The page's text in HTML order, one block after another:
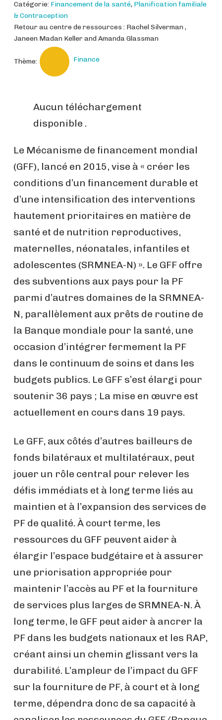
Catégorie: Financement de la santé, Planification familiale
& Contraception
Retour au centre de ressources : Rachel Silverman ,
Janeen Madan Keller and Amanda Glassman
Thème: Finance
Aucun téléchargement
disponible .
Le Mécanisme de financement mondial
(GFF), lancé en 2015, vise à « créer les
conditions d’un financement durable et
d’une intensification des interventions
hautement prioritaires en matière de
santé et de nutrition reproductives,
maternelles, néonatales, infantiles et
adolescentes (SRMNEA-N) ». Le GFF offre
des subventions aux pays pour la PF
parmi d’autres domaines de la SRMNEA-
N, parallèlement aux prêts de routine de
la Banque mondiale pour la santé, une
occasion d’intégrer fermement la PF
dans le continuum de soins et dans les
budgets publics. Le GFF s’est élargi pour
soutenir 36 pays ; La mise en œuvre est
actuellement en cours dans 19 pays.
Le GFF, aux côtés d’autres bailleurs de
fonds bilatéraux et multilatéraux, peut
jouer un rôle central pour relever les
défis immédiats et à long terme liés au
maintien et à l’expansion des services de
PF de qualité. À court terme, les
ressources du GFF peuvent aider à
élargir l’espace budgétaire et à assurer
une priorisation appropriée pour
maintenir l’accès au PF et la fourniture
de services plus larges de SRMNEA-N. À
long terme, le GFF peut aider à ancrer la
PF dans les budgets nationaux et les RAP,
créant ainsi un chemin glissant vers la
durabilité. L’ampleur de l’impact du GFF
sur la fourniture de PF, à court et à long
terme, dépendra donc de sa capacité à